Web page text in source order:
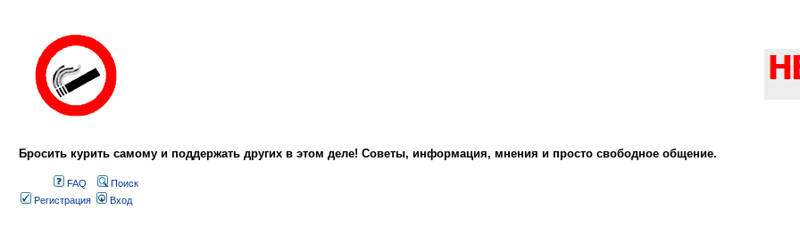
Бросить курить самому и поддержать других в этом деле! Советы, информация, мнения и просто свободное общение.
FAQ
Поиск
Регистрация
Вход